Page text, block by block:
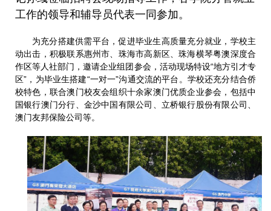
工作的领导和辅导员代表一同参加。
为充分搭建供需平台，促进毕业生高质量充分就业，学校主
动出击，积极联系惠州市、珠海市高新区、珠海横琴粤澳深度合
作区等人社部门，邀请企业组团参会，活动现场特设“地方引才专
区”，为毕业生搭建“一对一”沟通交流的平台。学校还充分结合侨
校特色，联合澳门校友会组织十余家澳门优质企业参会，包括中
国银行澳门分行、金沙中国有限公司、立桥银行股份有限公司、
澳门友邦保险公司等。